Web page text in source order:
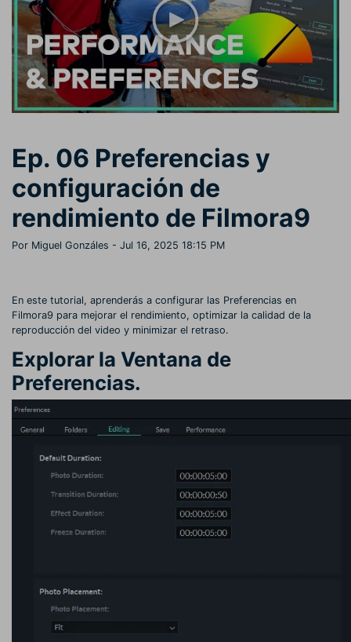
Inspírate con Filmora
Encuentra aquí lo que otros
usuarios crean con Filmora
Taller creativo
Con nuestros consejos y
trucos, queremos ayudarte a
crecer e inspirar tu próximo
video
Centro de creadores
Muestra tu creatividad sin
límites con el Centro de
Plantillas en español
Explora las plantillas de video
editables diseñadas para
Comunidad
Afíliate
Consigue una afiliación a
nivel empresarial
Conocimiento
Buscar
Ep. 06 Preferencias y
configuración de
rendimiento de Filmora9
Por Miguel Gonzáles - Jul 16, 2025 18:15 PM
En este tutorial, aprenderás a configurar las Preferencias en
Filmora9 para mejorar el rendimiento, optimizar la calidad de la
reproducción del video y minimizar el retraso.
Explorar la Ventana de
Preferencias.